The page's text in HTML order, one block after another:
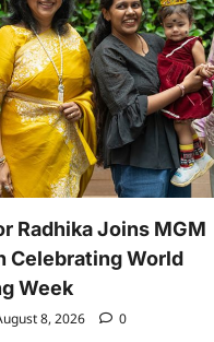
Radhika Joins MGM
Celebrating World
Week
8, 2026 0